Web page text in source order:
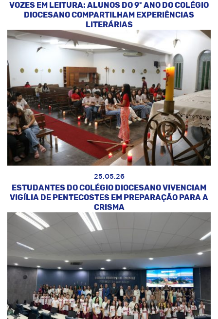
VOZES EM LEITURA: ALUNOS DO 9º ANO DO COLÉGIO
DIOCESANO COMPARTILHAM EXPERIÊNCIAS
LITERÁRIAS
25.05.26
ESTUDANTES DO COLÉGIO DIOCESANO VIVENCIAM
VIGÍLIA DE PENTECOSTES EM PREPARAÇÃO PARA A
CRISMA